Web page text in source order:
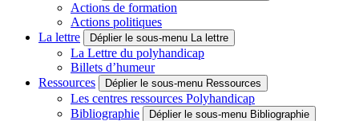
Actions de formation
Actions politiques
La lettre
Déplier le sous-menu La lettre
La Lettre du polyhandicap
Billets d’humeur
Ressources
Déplier le sous-menu Ressources
Les centres ressources Polyhandicap
Bibliographie
Déplier le sous-menu Bibliographie